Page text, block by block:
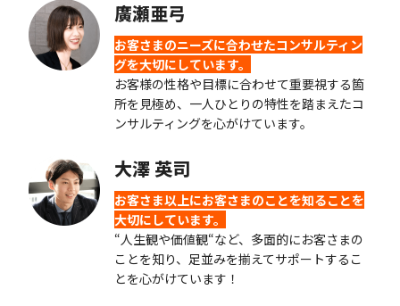
廣瀬亜弓
お客さまのニーズに合わせたコンサルティン
グを大切にしています。
お客様の性格や目標に合わせて重要視する箇
所を見極め、一人ひとりの特性を踏まえたコ
ンサルティングを心がけています。
大澤 英司
お客さま以上にお客さまのことを知ることを
大切にしています。
“人生観や価値観“など、多面的にお客さまの
ことを知り、足並みを揃えてサポートするこ
とを心がけています！